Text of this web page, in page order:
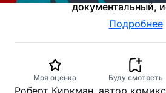
документальный,
Подробнее
Моя оценка Буду смотреть
Роберт Киркман, автор